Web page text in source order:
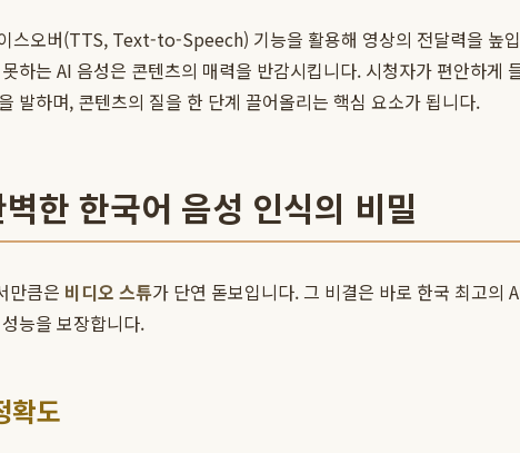
스오버(TTS, Text-to-Speech) 기능을 활용해 영상의 전달력을 높
하는 AI 음성은 콘텐츠의 매력을 반감시킵니다. 시청자가 편안하게
발하며, 콘텐츠의 질을 한 단계 끌어올리는 핵심 요소가 됩니다.
한 한국어 음성 인식의 비밀
만큼은 비디오 스튜가 단연 돋보입니다. 그 비결은 바로 한국 최고의
능을 보장합니다.
확도